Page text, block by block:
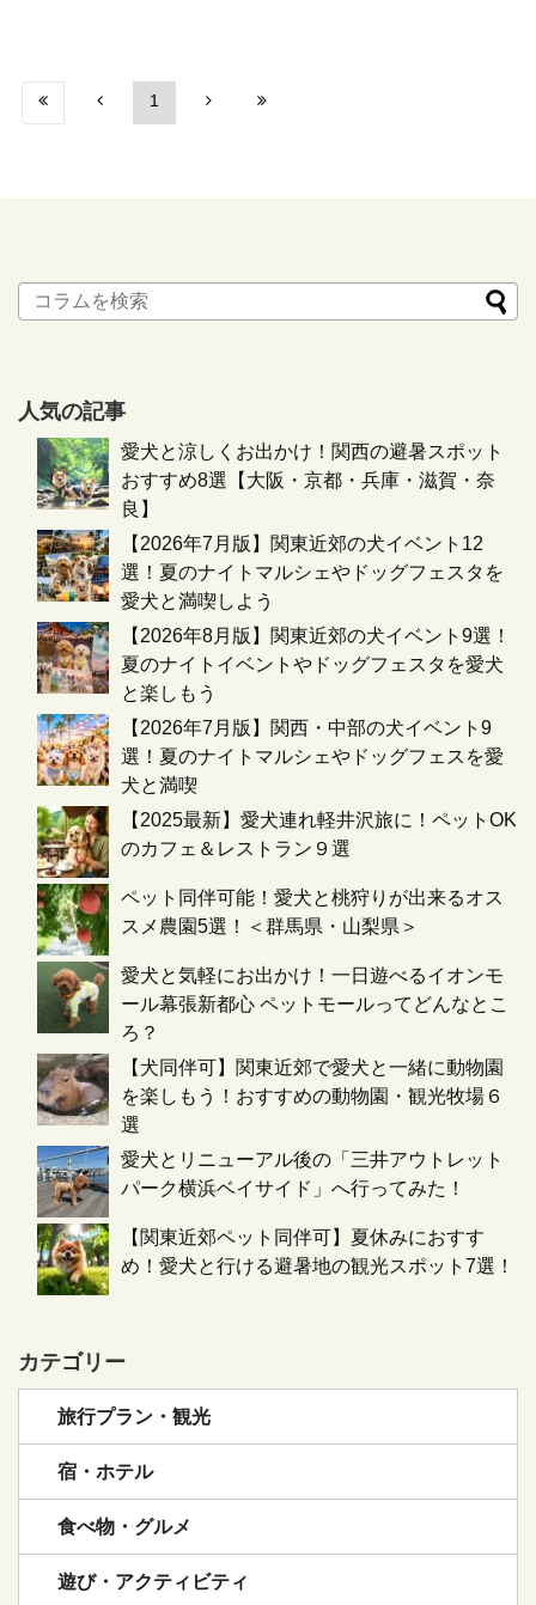
1
人気の記事
愛犬と涼しくお出かけ！関西の避暑スポット
おすすめ8選【大阪・京都・兵庫・滋賀・奈
良】
【2026年7月版】関東近郊の犬イベント12
選！夏のナイトマルシェやドッグフェスタを
愛犬と満喫しよう
【2026年8月版】関東近郊の犬イベント9選！
夏のナイトイベントやドッグフェスタを愛犬
と楽しもう
【2026年7月版】関西・中部の犬イベント9
選！夏のナイトマルシェやドッグフェスを愛
犬と満喫
【2025最新】愛犬連れ軽井沢旅に！ペットOK
のカフェ＆レストラン９選
ペット同伴可能！愛犬と桃狩りが出来るオス
スメ農園5選！＜群馬県・山梨県＞
愛犬と気軽にお出かけ！一日遊べるイオンモ
ール幕張新都心 ペットモールってどんなとこ
ろ？
【犬同伴可】関東近郊で愛犬と一緒に動物園
を楽しもう！おすすめの動物園・観光牧場６
選
愛犬とリニューアル後の「三井アウトレット
パーク横浜ベイサイド」へ行ってみた！
【関東近郊ペット同伴可】夏休みにおすす
め！愛犬と行ける避暑地の観光スポット7選！
カテゴリー
旅行プラン・観光
宿・ホテル
食べ物・グルメ
遊び・アクティビティ